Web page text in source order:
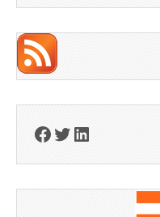
Facebook
Twitter
LinkedIn